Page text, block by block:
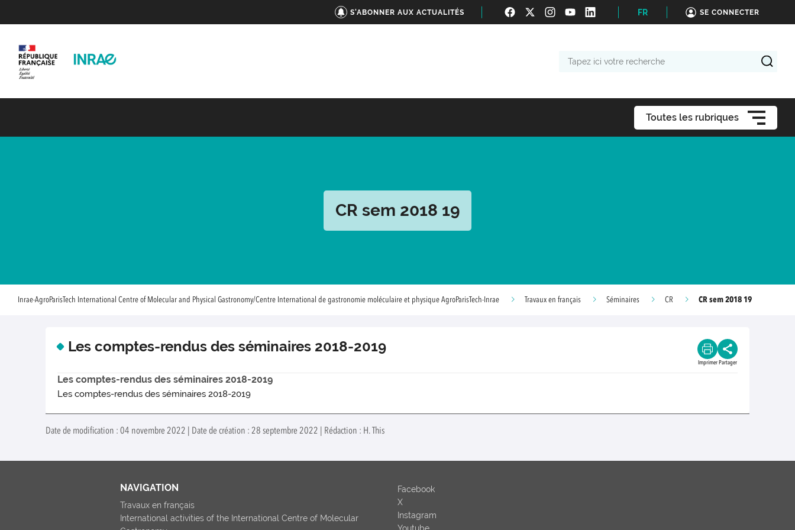
S'ABONNER AUX ACTUALITÉS FR SE CONNECTER
Toutes les rubriques
CR sem 2018 19
Inrae-AgroParisTech International Centre of Molecular and Physical Gastronomy/Centre International de gastronomie moléculaire et physique AgroParisTech-Inrae Travaux en français Séminaires CR CR sem 2018 19
Les comptes-rendus des séminaires 2018-2019
Imprimer Partager
Les comptes-rendus des séminaires 2018-2019
Les comptes-rendus des séminaires 2018-2019
Date de modification : 04 novembre 2022 | Date de création : 28 septembre 2022 | Rédaction : H. This
NAVIGATION
Travaux en français
International activities of the International Centre of Molecular
Facebook
X
Instagram